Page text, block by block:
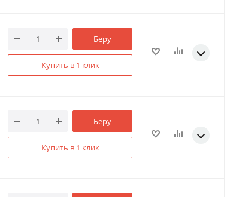
Беру
Купить в 1 клик
Беру
Купить в 1 клик